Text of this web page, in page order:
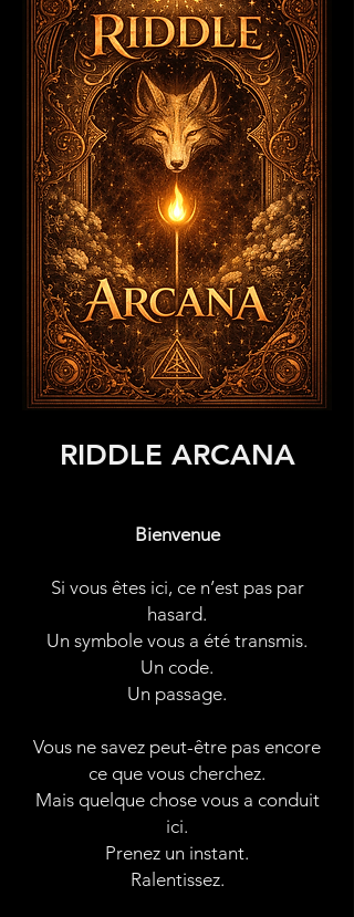
RIDDLE ARCANA
Bienvenue
Si vous êtes ici, ce n’est pas par
hasard.
Un symbole vous a été transmis.
Un code.
Un passage.
Vous ne savez peut-être pas encore
ce que vous cherchez.
Mais quelque chose vous a conduit
ici.
Prenez un instant.
Ralentissez.